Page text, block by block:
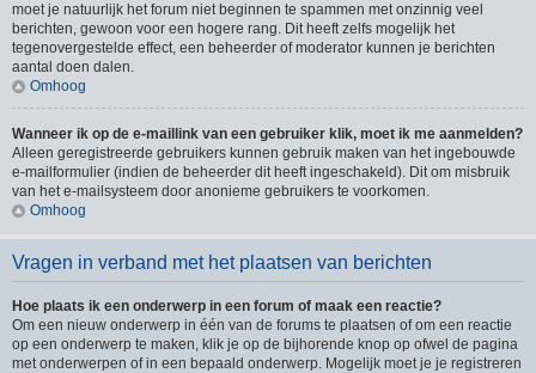
moet je natuurlijk het forum niet beginnen te spammen met onzinnig veel
berichten, gewoon voor een hogere rang. Dit heeft zelfs mogelijk het
tegenovergestelde effect, een beheerder of moderator kunnen je berichten
aantal doen dalen.
Omhoog
Wanneer ik op de e-maillink van een gebruiker klik, moet ik me aanmelden?
Alleen geregistreerde gebruikers kunnen gebruik maken van het ingebouwde
e-mailformulier (indien de beheerder dit heeft ingeschakeld). Dit om misbruik
van het e-mailsysteem door anonieme gebruikers te voorkomen.
Omhoog
Vragen in verband met het plaatsen van berichten
Hoe plaats ik een onderwerp in een forum of maak een reactie?
Om een nieuw onderwerp in één van de forums te plaatsen of om een reactie
op een onderwerp te maken, klik je op de bijhorende knop op ofwel de pagina
met onderwerpen of in een bepaald onderwerp. Mogelijk moet je je registreren